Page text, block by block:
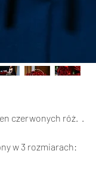
czerwonych róż. .
w 3 rozmiarach: